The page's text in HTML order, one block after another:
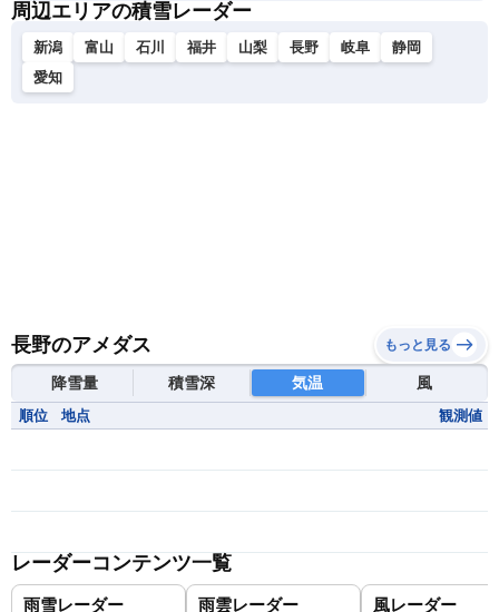
周辺エリアの積雪レーダー
新潟 富山 石川 福井 山梨 長野 岐阜
静岡
愛知
長野のアメダス もっと見る
降雪量 積雪深 気温 風
順位 地点 観測値
レーダーコンテンツ一覧
雨雪レーダー 雨雲レーダー 風レーダー